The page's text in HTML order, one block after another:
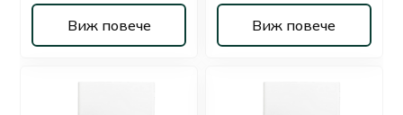
Виж повече Виж повече